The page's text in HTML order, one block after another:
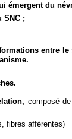
émergent du
SNC ;
entre
composé
fibres afférentes)